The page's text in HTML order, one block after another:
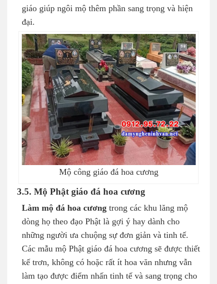
giáo giúp ngôi mộ thêm phần sang trọng và hiện
đại.
Mộ công giáo đá hoa cương
3.5. Mộ Phật giáo đá hoa cương
Làm mộ đá hoa cương trong các khu lăng mộ
dòng họ theo đạo Phật là gợi ý hay dành cho
những người ưa chuộng sự đơn giản và tinh tế.
Các mẫu mộ Phật giáo đá hoa cương sẽ được thiết
kế trơn, không có hoặc rất ít hoa văn nhưng vẫn
làm tạo được điểm nhấn tinh tế và sang trọng cho